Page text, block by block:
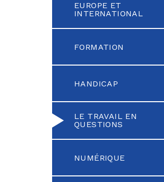
EUROPE ET
INTERNATIONAL
FORMATION
HANDICAP
LE TRAVAIL EN
QUESTIONS
NUMÉRIQUE